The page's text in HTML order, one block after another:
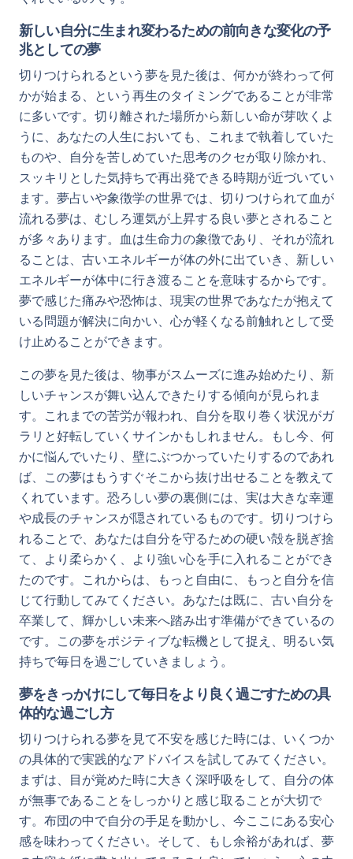
新しい自分に生まれ変わるための前向きな変化の予
兆としての夢
切りつけられるという夢を見た後は、何かが終わって何
かが始まる、という再生のタイミングであることが非常
に多いです。切り離された場所から新しい命が芽吹くよ
うに、あなたの人生においても、これまで執着していた
ものや、自分を苦しめていた思考のクセが取り除かれ、
スッキリとした気持ちで再出発できる時期が近づいてい
ます。夢占いや象徴学の世界では、切りつけられて血が
流れる夢は、むしろ運気が上昇する良い夢とされること
が多々あります。血は生命力の象徴であり、それが流れ
ることは、古いエネルギーが体の外に出ていき、新しい
エネルギーが体中に行き渡ることを意味するからです。
夢で感じた痛みや恐怖は、現実の世界であなたが抱えて
いる問題が解決に向かい、心が軽くなる前触れとして受
け止めることができます。
この夢を見た後は、物事がスムーズに進み始めたり、新
しいチャンスが舞い込んできたりする傾向が見られま
す。これまでの苦労が報われ、自分を取り巻く状況がガ
ラリと好転していくサインかもしれません。もし今、何
かに悩んでいたり、壁にぶつかっていたりするのであれ
ば、この夢はもうすぐそこから抜け出せることを教えて
くれています。恐ろしい夢の裏側には、実は大きな幸運
や成長のチャンスが隠されているものです。切りつけら
れることで、あなたは自分を守るための硬い殻を脱ぎ捨
て、より柔らかく、より強い心を手に入れることができ
たのです。これからは、もっと自由に、もっと自分を信
じて行動してみてください。あなたは既に、古い自分を
卒業して、輝かしい未来へ踏み出す準備ができているの
です。この夢をポジティブな転機として捉え、明るい気
持ちで毎日を過ごしていきましょう。
夢をきっかけにして毎日をより良く過ごすための具
体的な過ごし方
切りつけられる夢を見て不安を感じた時には、いくつか
の具体的で実践的なアドバイスを試してみてください。
まずは、目が覚めた時に大きく深呼吸をして、自分の体
が無事であることをしっかりと感じ取ることが大切で
す。布団の中で自分の手足を動かし、今ここにある安心
感を味わってください。そして、もし余裕があれば、夢